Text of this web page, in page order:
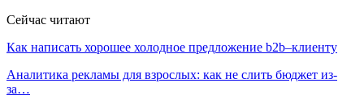
Сейчас читают
Как написать хорошее холодное предложение b2b–клиенту
Аналитика рекламы для взрослых: как не слить бюджет из-
за…